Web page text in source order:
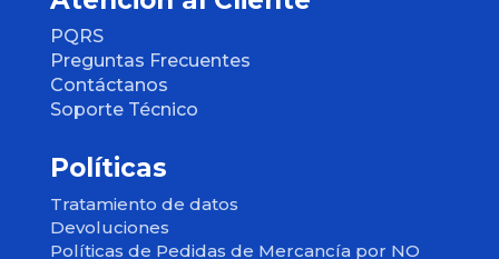
Preguntas Frecuentes
Contáctanos
Soporte Técnico
Políticas
Tratamiento de datos
Devoluciones
Políticas de Pedidas de Mercancía por NO
conformidad
Garantías